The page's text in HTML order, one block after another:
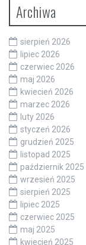
Archiwa
sierpień 2026
lipiec 2026
czerwiec 2026
maj 2026
kwiecień 2026
marzec 2026
luty 2026
styczeń 2026
grudzień 2025
listopad 2025
październik 2025
wrzesień 2025
sierpień 2025
lipiec 2025
czerwiec 2025
maj 2025
kwiecień 2025